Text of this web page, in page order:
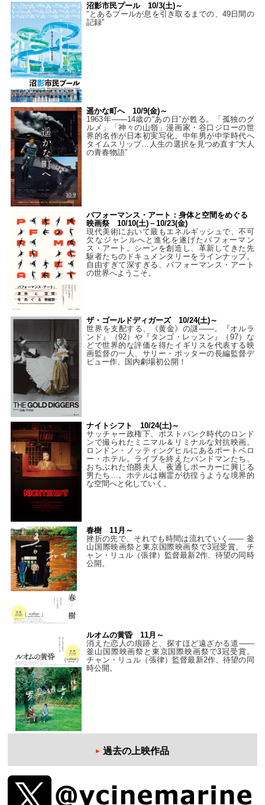
沼影市民プール 10/3(土)～
“とあるプールが息を引き取るまでの、49日間の
記録”
遥かな町へ 10/9(金)～
1963年――14歳の“あの日”が甦る。「孤独のグ
ルメ」「神々の山嶺」漫画家・谷口ジローの世
界的名作が日本初実写化。中年男が中学時代へ
タイムスリップ…人生の選択を見つめ直す“大人
の青春物語”
パフォーマンス・アート：身体と空間をめぐる
映画祭 10/10(土)－10/23(金)
現代美術において最もエネルギッシュで、不可
欠なジャンルへと進化を遂げたパフォーマン
ス・アート。シーンを創造し、革新してきた先
駆者たちのドキュメンタリーをラインナップ。
自由すぎて深すぎる、パフォーマンス・アート
の世界へようこそ。
ザ・ゴールドディガーズ 10/24(土)～
世界を支配する、《黄金》の謎――。『オルラ
ンド』（92）や『タンゴ・レッスン』（97）な
どで世界的な評価を得たイギリスを代表する映
画監督の一人、サリー・ポッターの長編監督デ
ビュー作、国内劇場初公開！
ナイトシフト 10/24(土)～
サッチャー政権下、ポストパンク時代のロンド
ンで撮られたミニマル＆リミナルな対抗映画。
ロンドン・ノッティングヒルにあるポートベロ
ー・ホテル。ライブを終えたバンドマンたち、
おちぶれた伯爵夫人、夜通しポーカーに興じる
男たち…。ホテルは幽霊が彷徨うような境界的
な空間へと化していく。
春樹 11月～
挫折の先で、それでも時間は流れていく—— 釜
山国際映画祭と東京国際映画祭で3冠受賞。 チ
ャン・リュル（張律）監督最新2作、待望の同時
公開。
ルオムの黄昏 11月～
消えた恋人の痕跡と、探すほど遠ざかる道——
釜山国際映画祭と東京国際映画祭で3冠受賞。
チャン・リュル（張律）監督最新2作、待望の同
時公開。
過去の上映作品